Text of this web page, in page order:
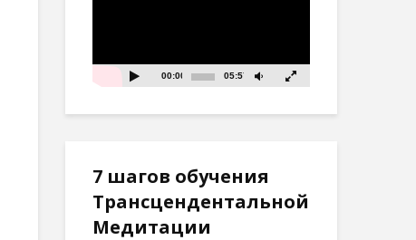
00:00 05:57
7 шагов обучения
Трансцендентальной
Медитации